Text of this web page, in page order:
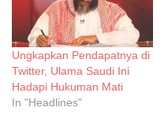
Ungkapkan Pendapatnya di
Twitter, Ulama Saudi Ini
Hadapi Hukuman Mati
In "Headlines"